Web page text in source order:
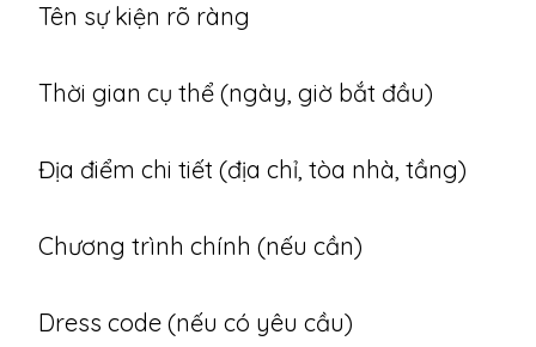
Tên sự kiện rõ ràng
Thời gian cụ thể (ngày, giờ bắt đầu)
Địa điểm chi tiết (địa chỉ, tòa nhà, tầng)
Chương trình chính (nếu cần)
Dress code (nếu có yêu cầu)